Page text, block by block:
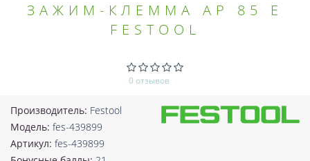
ЗАЖИМ-КЛЕММА AP 85 E
FESTOOL
0 отзывов
Производитель: Festool
Модель: fes-439899
Артикул: fes-439899